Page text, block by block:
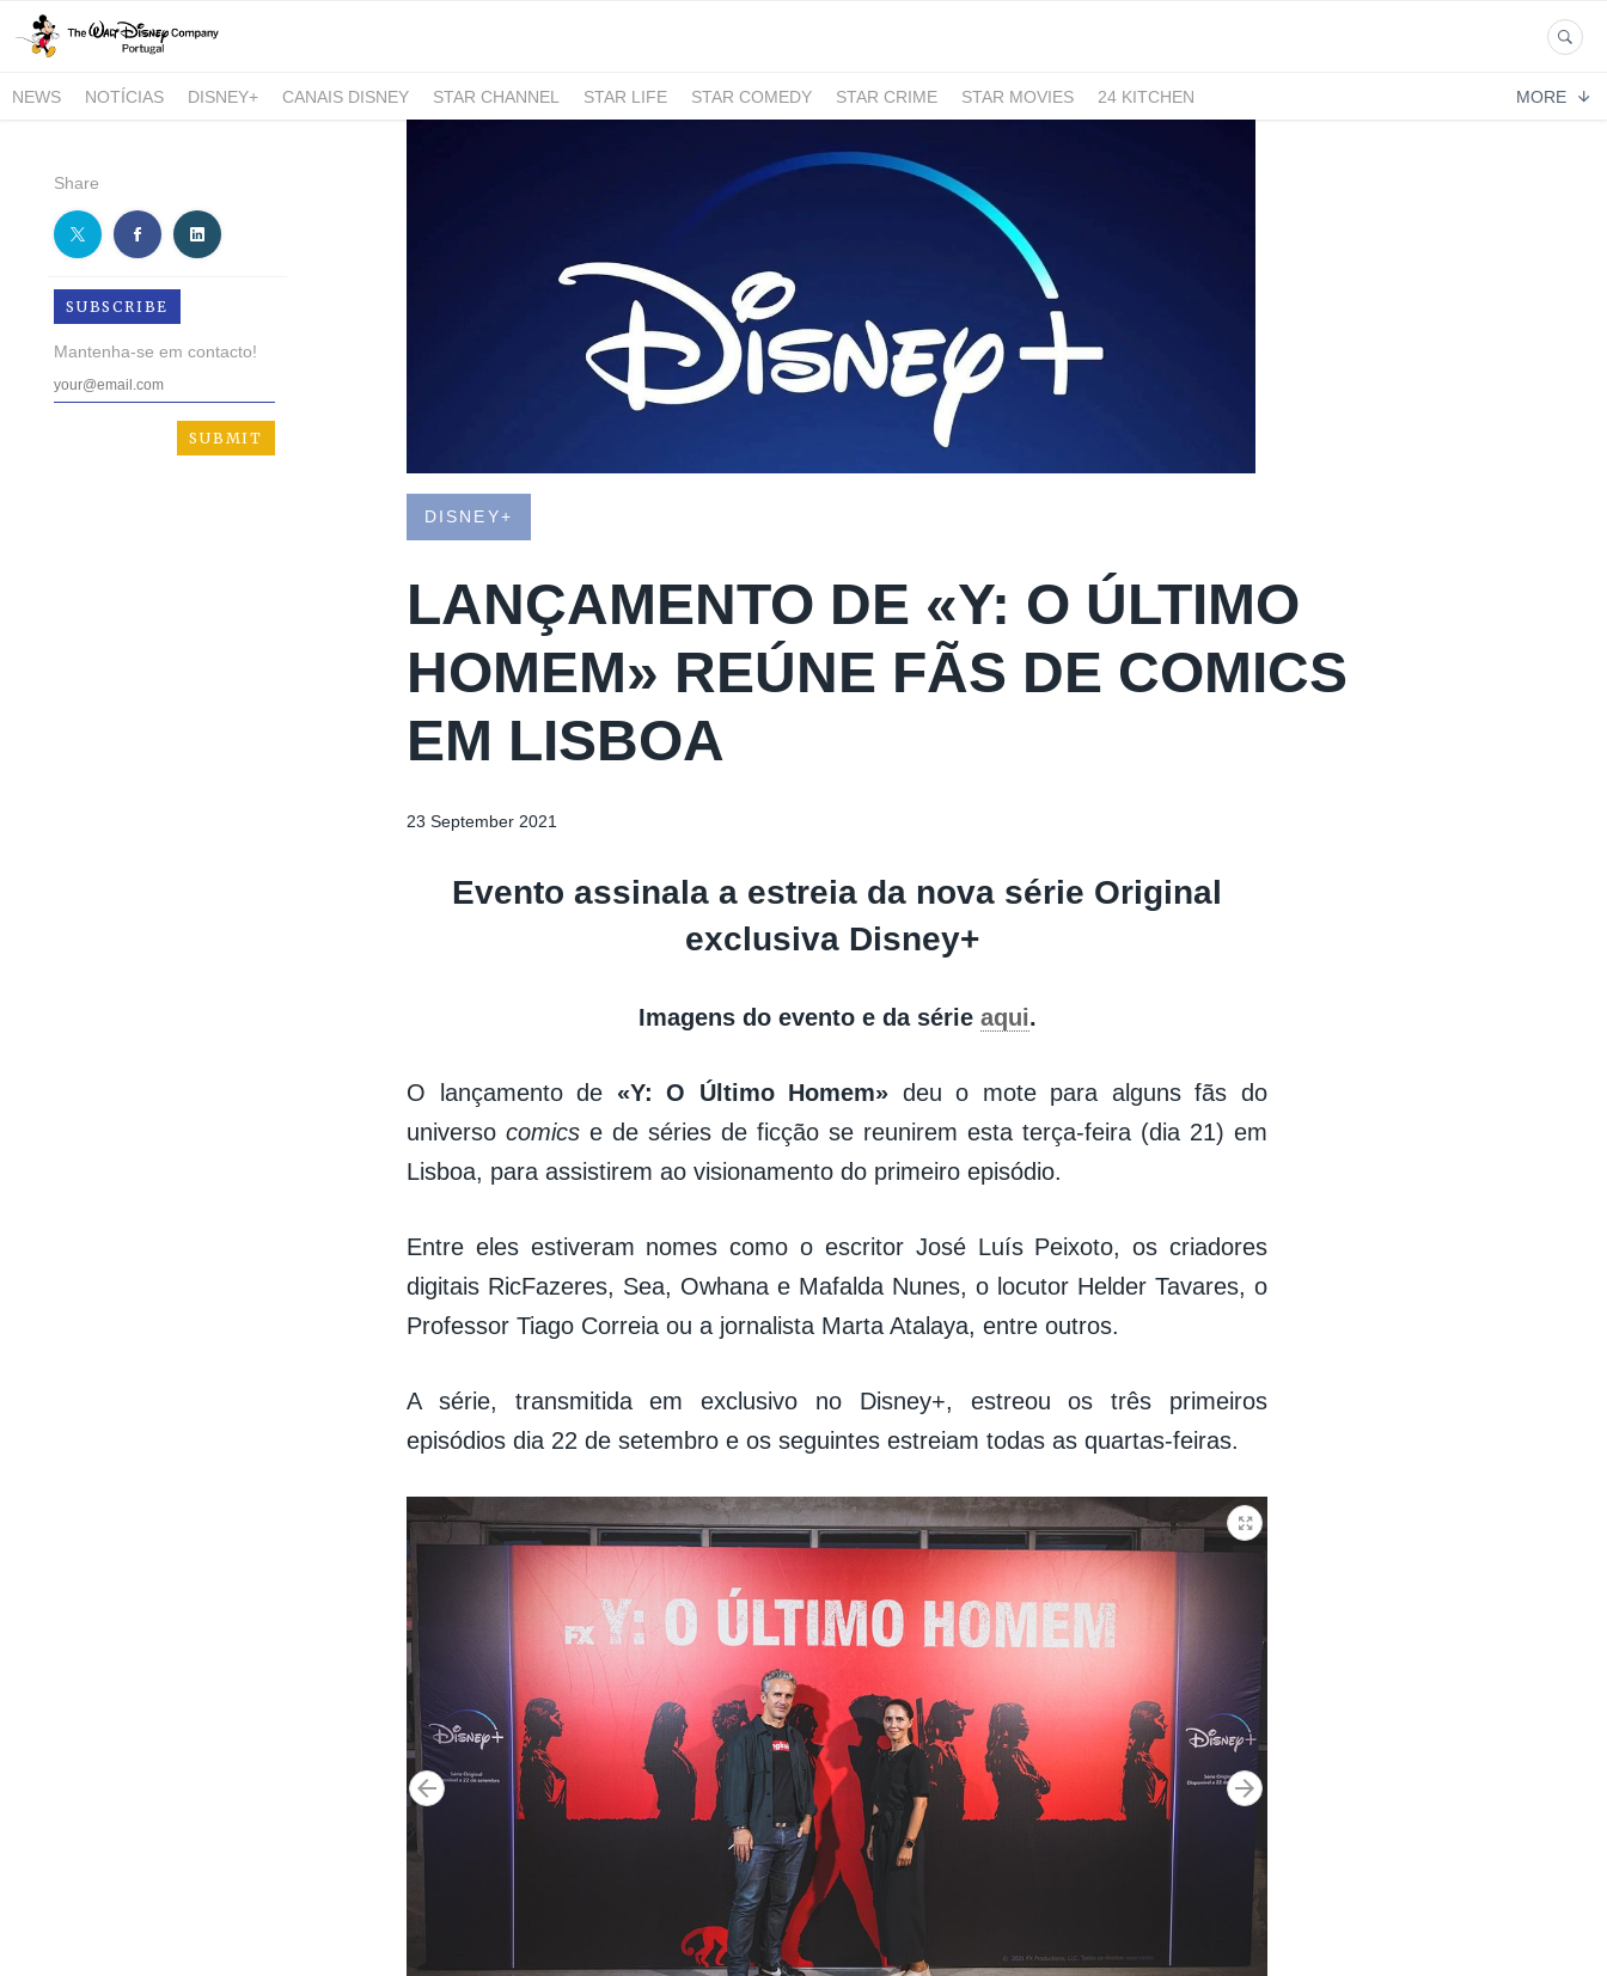
NEWS NOTÍCIAS DISNEY+ CANAIS DISNEY STAR CHANNEL STAR LIFE STAR COMEDY STAR CRIME STAR MOVIES
24 KITCHEN
MORE
Share
SUBSCRIBE
Mantenha-se em contacto!
DISNEY+
LANÇAMENTO DE «Y: O ÚLTIMO
HOMEM» REÚNE FÃS DE COMICS
EM LISBOA
23 September 2021
Evento assinala a estreia da nova série Original
exclusiva Disney+
Imagens do evento e da série aqui.
O lançamento de «Y: O Último Homem» deu o mote para alguns fãs do
universo comics e de séries de ficção se reunirem esta terça-feira (dia 21) em
Lisboa, para assistirem ao visionamento do primeiro episódio.
Entre eles estiveram nomes como o escritor José Luís Peixoto, os criadores
digitais RicFazeres, Sea, Owhana e Mafalda Nunes, o locutor Helder Tavares, o
Professor Tiago Correia ou a jornalista Marta Atalaya, entre outros.
A série, transmitida em exclusivo no Disney+, estreou os três primeiros
episódios dia 22 de setembro e os seguintes estreiam todas as quartas-feiras.